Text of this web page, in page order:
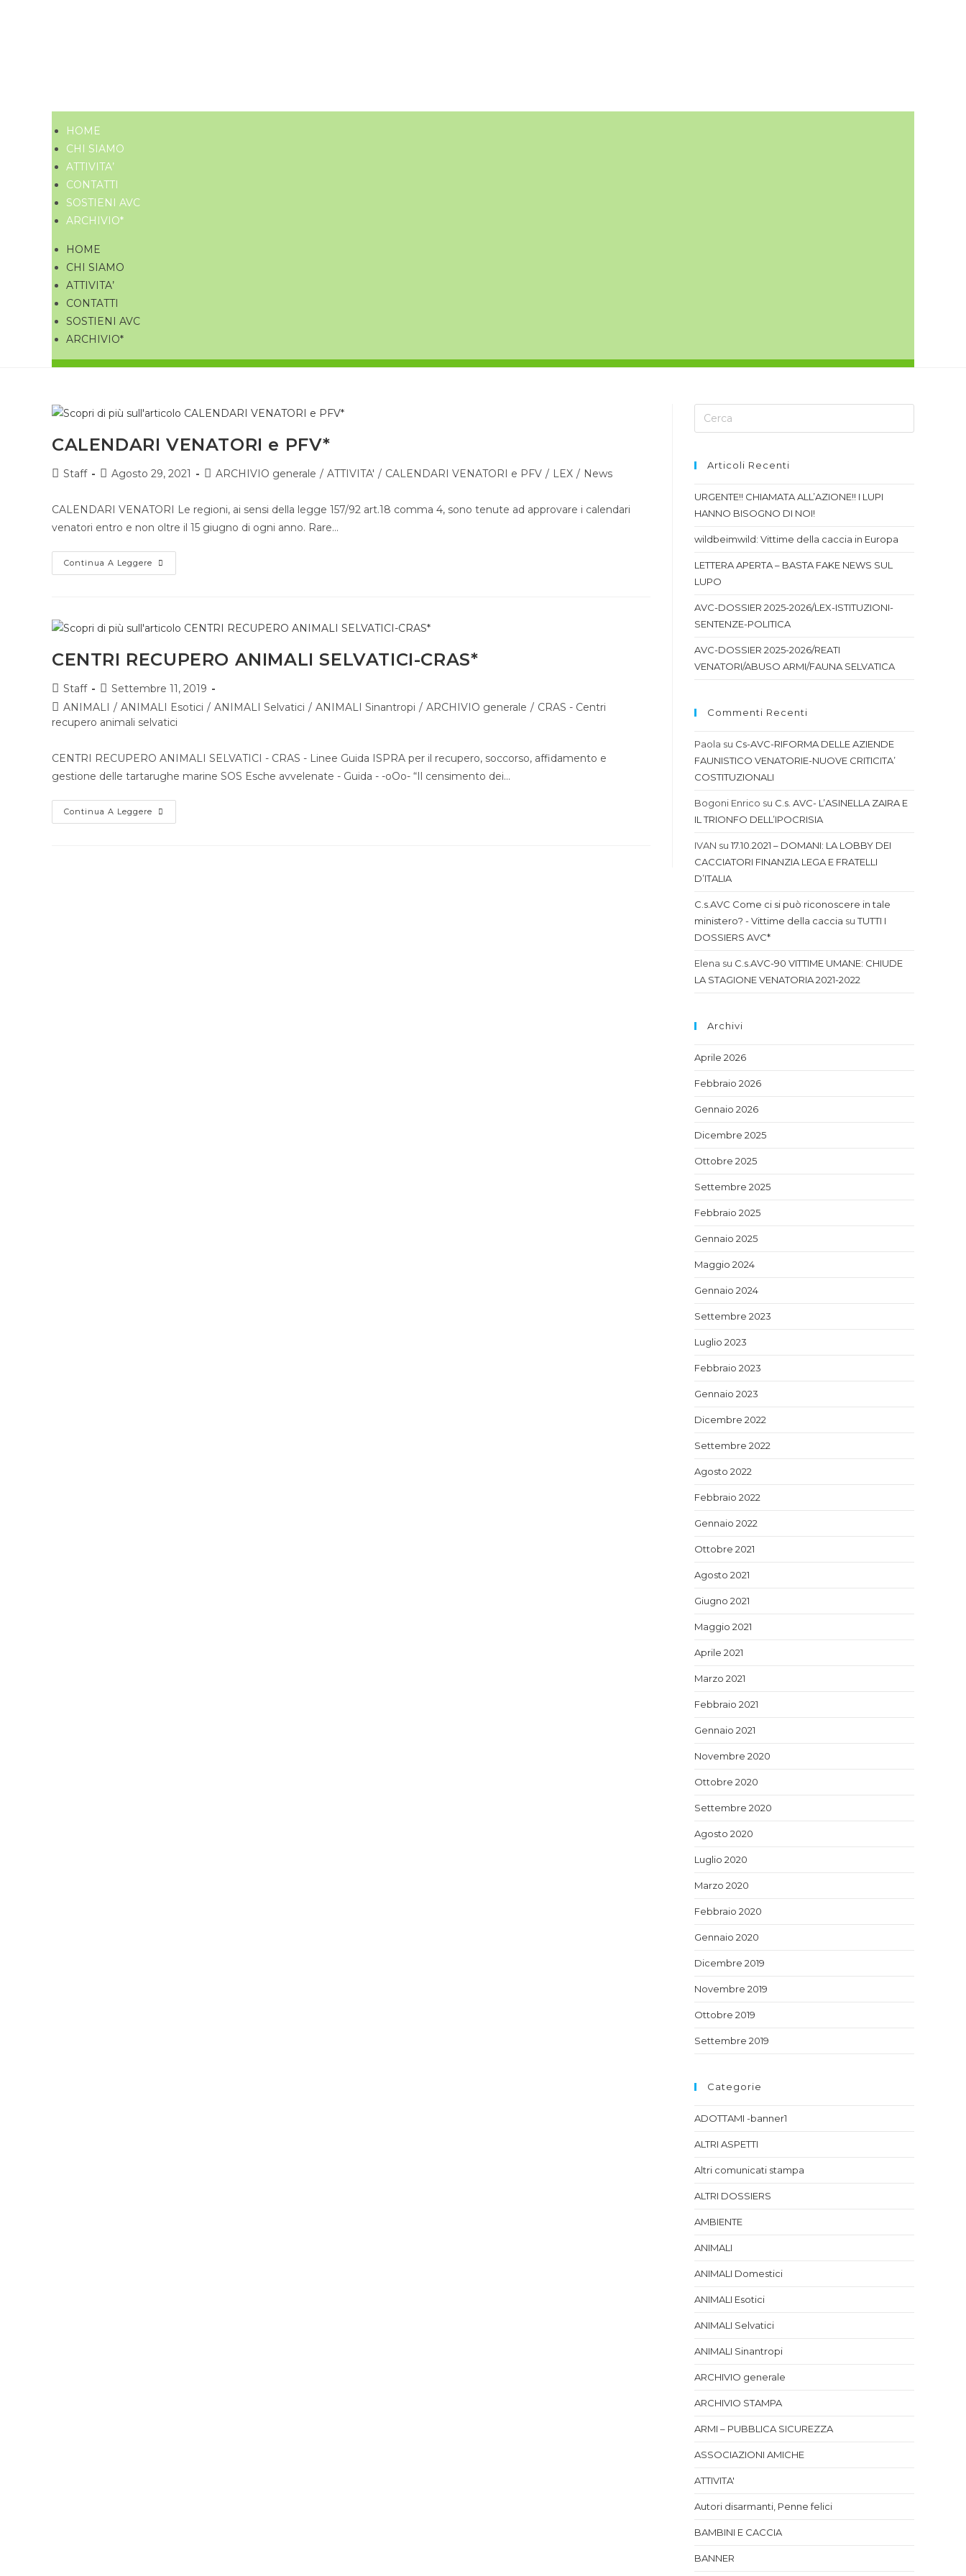
HOME
CHI SIAMO
ATTIVITA’
CONTATTI
SOSTIENI AVC
ARCHIVIO*
HOME
CHI SIAMO
ATTIVITA’
CONTATTI
SOSTIENI AVC
ARCHIVIO*
CALENDARI VENATORI e PFV*
Staff Agosto 29, 2021 ARCHIVIO generale / ATTIVITA' / CALENDARI VENATORI e PFV / LEX / News
CALENDARI VENATORI Le regioni, ai sensi della legge 157/92 art.18 comma 4, sono tenute ad approvare i calendari
venatori entro e non oltre il 15 giugno di ogni anno. Rare…
Continua A Leggere
CENTRI RECUPERO ANIMALI SELVATICI-CRAS*
Staff
Settembre 11, 2019
ANIMALI / ANIMALI Esotici / ANIMALI Selvatici / ANIMALI Sinantropi / ARCHIVIO generale / CRAS - Centri
recupero animali selvatici
CENTRI RECUPERO ANIMALI SELVATICI - CRAS - Linee Guida ISPRA per il recupero, soccorso, affidamento e
gestione delle tartarughe marine SOS Esche avvelenate - Guida - -oOo- “Il censimento dei…
Continua A Leggere
Articoli Recenti
URGENTE!! CHIAMATA ALL’AZIONE!! I LUPI
HANNO BISOGNO DI NOI!
wildbeimwild: Vittime della caccia in Europa
LETTERA APERTA – BASTA FAKE NEWS SUL
LUPO
AVC-DOSSIER 2025-2026/LEX-ISTITUZIONI-
SENTENZE-POLITICA
AVC-DOSSIER 2025-2026/REATI
VENATORI/ABUSO ARMI/FAUNA SELVATICA
Commenti Recenti
Paola su Cs-AVC-RIFORMA DELLE AZIENDE
FAUNISTICO VENATORIE-NUOVE CRITICITA’
COSTITUZIONALI
Bogoni Enrico su C.s. AVC- L’ASINELLA ZAIRA E
IL TRIONFO DELL’IPOCRISIA
IVAN su 17.10.2021 – DOMANI: LA LOBBY DEI
CACCIATORI FINANZIA LEGA E FRATELLI
D’ITALIA
C.s.AVC Come ci si può riconoscere in tale
ministero? - Vittime della caccia suTUTTI I
DOSSIERS AVC*
Elena su C.s.AVC-90 VITTIME UMANE: CHIUDE
LA STAGIONE VENATORIA 2021-2022
Archivi
Aprile 2026
Febbraio 2026
Gennaio 2026
Dicembre 2025
Ottobre 2025
Settembre 2025
Febbraio 2025
Gennaio 2025
Maggio 2024
Gennaio 2024
Settembre 2023
Luglio 2023
Febbraio 2023
Gennaio 2023
Dicembre 2022
Settembre 2022
Agosto 2022
Febbraio 2022
Gennaio 2022
Ottobre 2021
Agosto 2021
Giugno 2021
Maggio 2021
Aprile 2021
Marzo 2021
Febbraio 2021
Gennaio 2021
Novembre 2020
Ottobre 2020
Settembre 2020
Agosto 2020
Luglio 2020
Marzo 2020
Febbraio 2020
Gennaio 2020
Dicembre 2019
Novembre 2019
Ottobre 2019
Settembre 2019
Categorie
ADOTTAMI -banner1
ALTRI ASPETTI
Altri comunicati stampa
ALTRI DOSSIERS
AMBIENTE
ANIMALI
ANIMALI Domestici
ANIMALI Esotici
ANIMALI Selvatici
ANIMALI Sinantropi
ARCHIVIO generale
ARCHIVIO STAMPA
ARMI – PUBBLICA SICUREZZA
ASSOCIAZIONI AMICHE
ATTIVITA'
Autori disarmanti, Penne felici
BAMBINI E CACCIA
BANNER